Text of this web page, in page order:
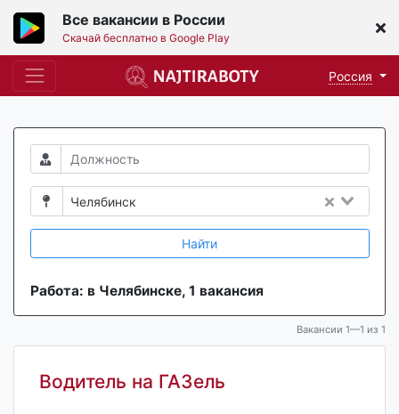
Все вакансии в России
Скачай бесплатно в Google Play
Россия
Челябинск
Найти
Работа: в Челябинске, 1 вакансия
Вакансии 1—1 из 1
Водитель на ГАЗель